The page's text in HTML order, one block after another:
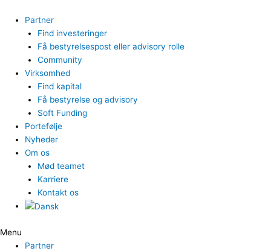
indholdet
Partner
Find investeringer
Få bestyrelsespost eller advisory rolle
Community
Virksomhed
Find kapital
Få bestyrelse og advisory
Soft Funding
Portefølje
Nyheder
Om os
Mød teamet
Karriere
Kontakt os
Menu
Partner